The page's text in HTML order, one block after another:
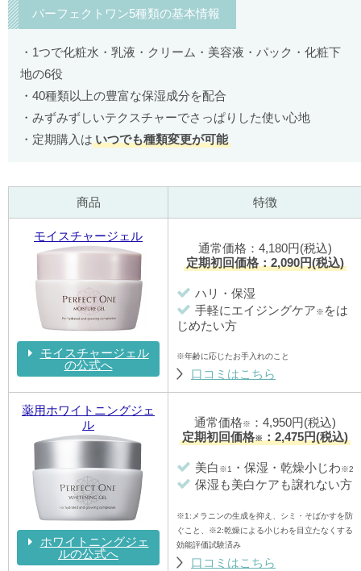
パーフェクトワン5種類の基本情報
1つで化粧水・乳液・クリーム・美容液・パック・化粧下
地の6役
40種類以上の豊富な保湿成分を配合
みずみずしいテクスチャーでさっぱりした使い心地
定期購入は いつでも種類変更が可能
商品 特徴
モイスチャージェル
モイスチャージェル
の公式へ
通常価格：4,180円(税込)
定期初回価格：2,090円(税込)
ハリ・保湿
手軽にエイジングケア※ をは
じめたい方
※年齢に応じたお手入れのこと
口コミはこちら
薬用ホワイトニングジェ
ル
ホワイトニングジェ
ルの公式へ
通常価格※
：4,950円(税込)
定期初回価格※ ：2,475円(税込)
美白 ※1 ・保湿・乾燥小じわ※2
保湿も美白ケアも譲れない方
※1:メラニンの生成を抑え、シミ・そばかすを防
ぐこと、※2:乾燥による小じわを目立たなくする
効能評価試験済み
口コミはこちら